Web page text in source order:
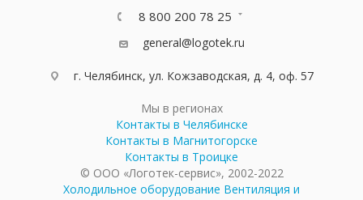
8 800 200 78 25
general@logotek.ru
г. Челябинск, ул. Кожзаводская, д. 4, оф. 57
Мы в регионах
Контакты в Челябинске
Контакты в Магнитогорске
Контакты в Троицке
© ООО «Логотек-сервис», 2002-2022
Холодильное оборудование Вентиляция и